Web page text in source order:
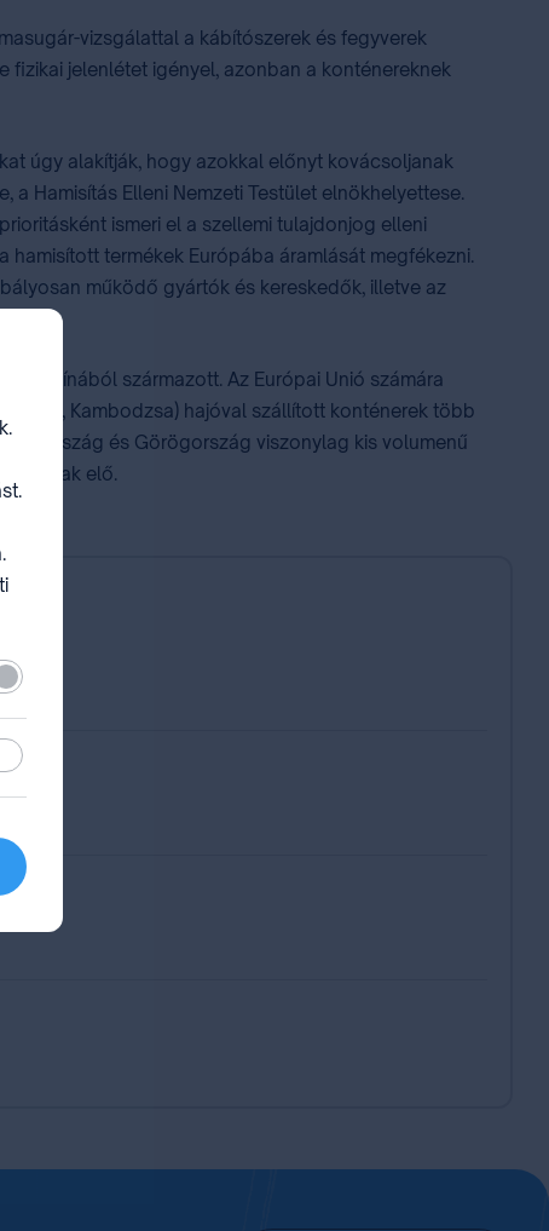
vizsgálattal a kábítószerek és fegyverek
fizikai jelenlétet igényel, azonban a konténereknek
úgy alakítják, hogy azokkal előnyt kovácsoljanak
a Hamisítás Elleni Nemzeti Testület elnökhelyettese.
ismeri el a szellemi tulajdonjog elleni
termékek Európába áramlását megfékezni.
működő gyártók és kereskedők, illetve az
Kínából származott. Az Európai Unió számára
Kambodzsa) hajóval szállított konténerek több
és Görögország viszonylag kis volumenű
állítanak elő.